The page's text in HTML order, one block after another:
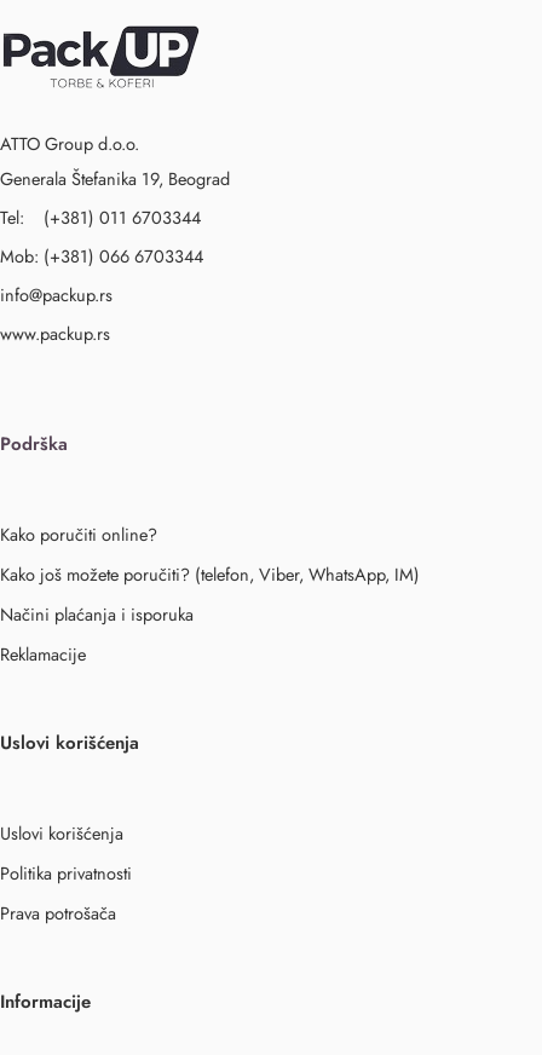
ATTO Group d.o.o.
Generala Štefanika 19, Beograd
Tel: (+381) 011 6703344
Mob: (+381) 066 6703344
info@packup.rs
www.packup.rs
Podrška
Kako poručiti online?
Kako još možete poručiti? (telefon, Viber, WhatsApp, IM)
Načini plaćanja i isporuka
Reklamacije
Uslovi korišćenja
Uslovi korišćenja
Politika privatnosti
Prava potrošača
Informacije